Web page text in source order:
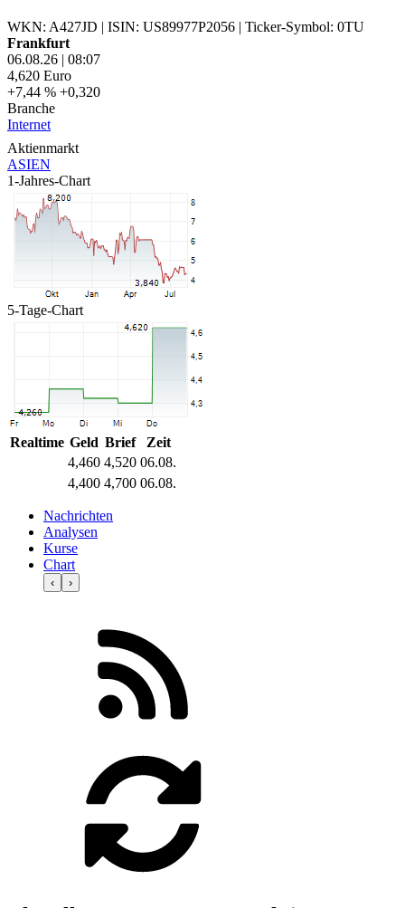
WKN: A427JD | ISIN: US89977P2056 | Ticker-Symbol: 0TU
Frankfurt
06.08.26 | 08:07
4,620 Euro
+7,44 % +0,320
Branche
Internet
Aktienmarkt
ASIEN
1-Jahres-Chart
5-Tage-Chart
Realtime Geld Brief
Zeit
4,460 4,520 06.08.
4,400 4,700 06.08.
Nachrichten
Analysen
Kurse
Chart
‹ ›